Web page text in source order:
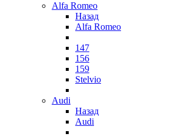
Alfa Romeo
Назад
Alfa Romeo
147
156
159
Stelvio
Audi
Назад
Audi